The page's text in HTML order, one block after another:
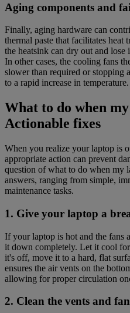
Aging components and
Finally, aging hardware can
thermal paste that facilitates heat
the heatsink can dry out and lose
In other cases, the cooling fans
slower than required or stopping
to a rapid increase in temperature.
What to do when
Actionable fixes
When you realize your laptop is
appropriate action can prevent
question of what to do when my
answers, ranging from simple,
maintenance tasks.
1. Give your laptop a
If your laptop is hot and the fans
it down completely. Let it cool
it's off, move it to a hard, flat
ensures the air vents on the
allowing for proper circulation
2. Clean the vents and